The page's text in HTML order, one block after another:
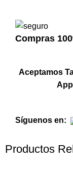
Compras
Aceptamos
Síguenos en:
Productos